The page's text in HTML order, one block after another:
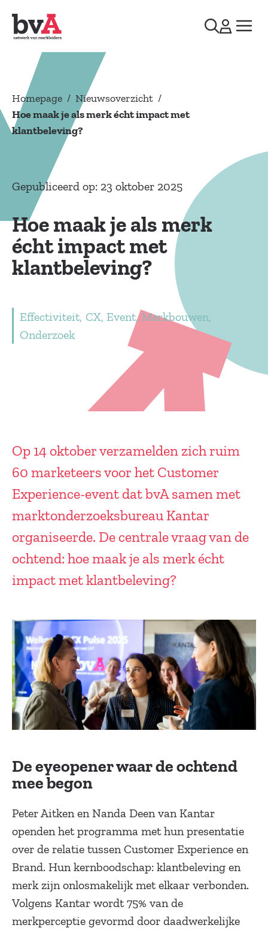
Homepage / Nieuwsoverzicht /
Hoe maak je als merk écht impact met
klantbeleving?
Gepubliceerd op: 23 oktober 2025
Hoe maak je als merk
écht impact met
klantbeleving?
Effectiviteit CX Event Merkbouwen
Onderzoek
Op 14 oktober verzamelden zich ruim
60 marketeers voor het Customer
Experience-event dat bvA samen met
marktonderzoeksbureau Kantar
organiseerde. De centrale vraag van de
ochtend: hoe maak je als merk écht
impact met klantbeleving?
De eyeopener waar de ochtend
mee begon
Peter Aitken en Nanda Deen van Kantar
openden het programma met hun presentatie
over de relatie tussen Customer Experience en
Brand. Hun kernboodschap: klantbeleving en
merk zijn onlosmakelijk met elkaar verbonden.
Volgens Kantar wordt 75% van de
merkperceptie gevormd door daadwerkelijke